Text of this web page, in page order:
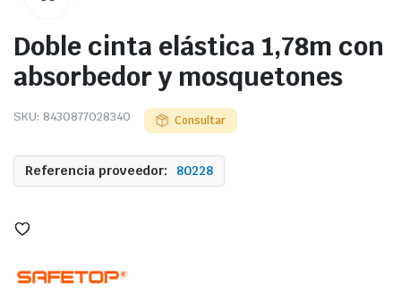
Doble cinta elástica 1,78m con
absorbedor y mosquetones
SKU: 8430877028340 Consultar
Referencia proveedor: 80228